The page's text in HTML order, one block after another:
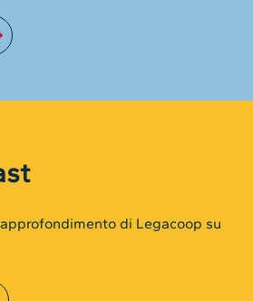
di Legacoop su